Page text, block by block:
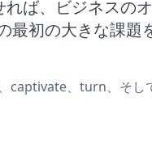
ば、ビジネスの
最初の大きな課題
captivate、turn、そし